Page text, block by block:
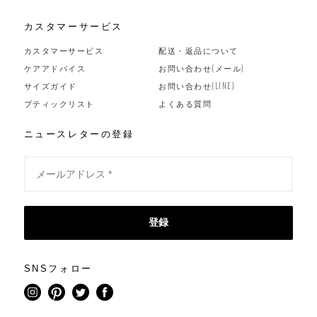
カスタマーサービス
カスタマーサービス
配送・返品について
ケアアドバイス
お問い合わせ(メール)
サイズガイド
お問い合わせ(LINE)
ブティックリスト
よくある質問
ニュースレターの登録
登録
SNSフォロー